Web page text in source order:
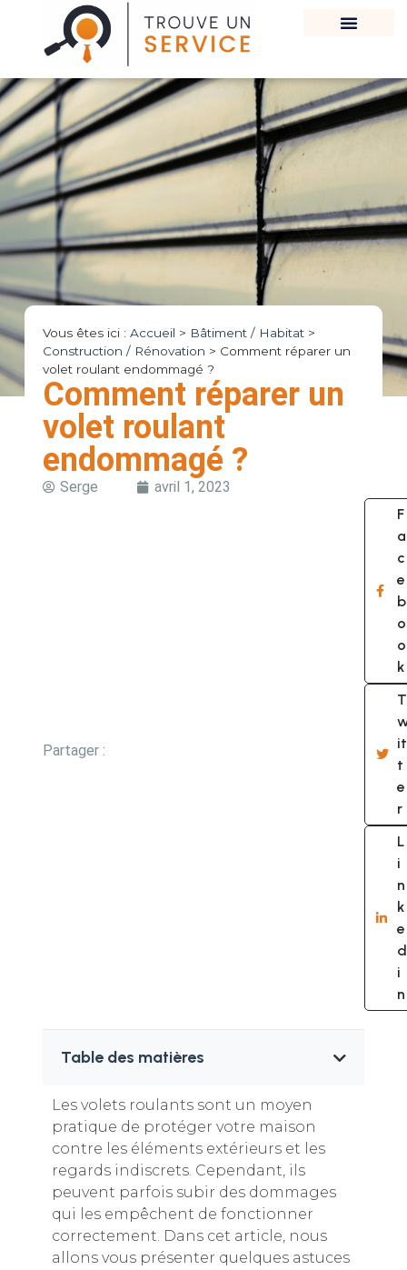
Vous êtes ici : Accueil > Bâtiment / Habitat>
Construction / Rénovation > Comment réparer un
volet roulant endommagé ?
Comment réparer un
volet roulant
endommagé ?
Serge avril 1, 2023
Partager :
F
a
c
e
b
o
o
k
T
it
t
e
r
L
i
n
k
e
d
i
n
Table des matières
Les volets roulants sont un moyen
pratique de protéger votre maison
contre les éléments extérieurs et les
regards indiscrets. Cependant, ils
peuvent parfois subir des dommages
qui les empêchent de fonctionner
correctement. Dans cet article, nous
allons vous présenter quelques astuces